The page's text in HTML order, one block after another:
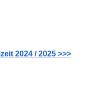
2024 / 2025 >>>